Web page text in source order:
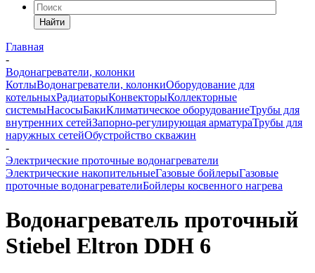
Найти
Главная
-
Водонагреватели, колонки
КотлыВодонагреватели, колонкиОборудование для
котельныхРадиаторыКонвекторыКоллекторные
системыНасосыБакиКлиматическое оборудованиеТрубы для
внутренних сетейЗапорно-регулирующая арматураТрубы для
наружных сетейОбустройство скважин
-
Электрические проточные водонагреватели
Электрические накопительныеГазовые бойлерыГазовые
проточные водонагревателиБойлеры косвенного нагрева
Водонагреватель проточный
Stiebel Eltron DDH 6